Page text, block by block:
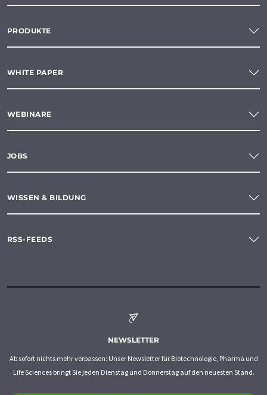
PRODUKTE
WHITE PAPER
WEBINARE
JOBS
WISSEN & BILDUNG
RSS-FEEDS
NEWSLETTER
Ab sofort nichts mehr verpassen: Unser Newsletter für Biotechnologie, Pharma und
Life Sciences bringt Sie jeden Dienstag und Donnerstag auf den neuesten Stand.